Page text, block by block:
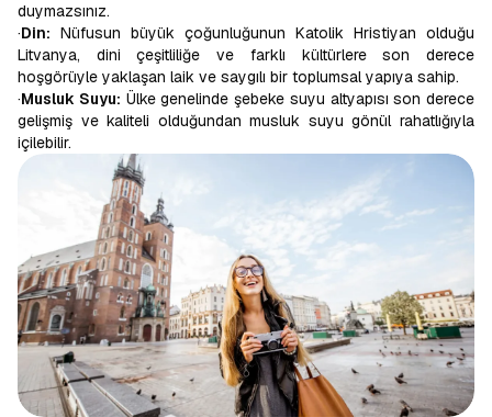
duymazsınız.
·Din: Nüfusun büyük çoğunluğunun Katolik Hristiyan olduğu
Litvanya, dini çeşitliliğe ve farklı kültürlere son derece
hoşgörüyle yaklaşan laik ve saygılı bir toplumsal yapıya sahip.
·Musluk Suyu: Ülke genelinde şebeke suyu altyapısı son derece
gelişmiş ve kaliteli olduğundan musluk suyu gönül rahatlığıyla
içilebilir.